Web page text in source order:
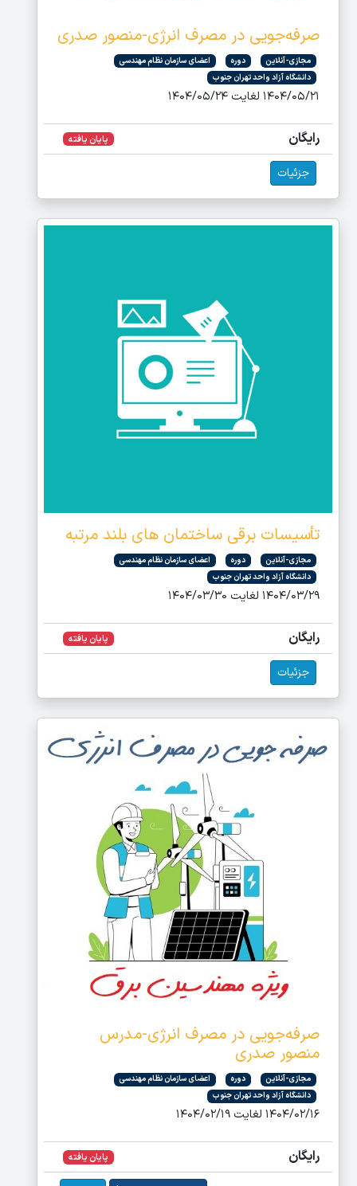
صرفه‌جویی در مصرف انرژی-منصور صدری
مجازی-آنلاین دوره
اعضای سازمان نظام مهندسی
دانشگاه آزاد واحد تهران جنوب
۱۴۰۴/۰۵/۲۱ لغایت ۱۴۰۴/۰۵/۲۴
رایگان پایان یافته
جزئیات
تأسیسات برقی ساختمان های بلند مرتبه
مجازی-آنلاین دوره
اعضای سازمان نظام مهندسی
دانشگاه آزاد واحد تهران جنوب
۱۴۰۴/۰۳/۲۹ لغایت ۱۴۰۴/۰۳/۳۰
رایگان پایان یافته
جزئیات
صرفه‌جویی در مصرف انرژی-مدرس
منصور صدری
مجازی-آنلاین دوره
اعضای سازمان نظام مهندسی
دانشگاه آزاد واحد تهران جنوب
۱۴۰۴/۰۲/۱۶ لغایت ۱۴۰۴/۰۲/۱۹
رایگان پایان یافته